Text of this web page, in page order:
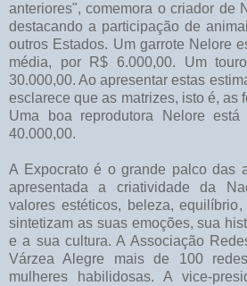
anteriores", comemora o criador de
destacando a participação de
outros Estados. Um garrote Nelore
média, por R$ 6.000,00. Um
30.000,00. Ao apresentar estas
esclarece que as matrizes, isto é, as
Uma boa reprodutora Nelore
40.000,00.
A Expocrato é o grande palco das
apresentada a criatividade da
valores estéticos, beleza,
sintetizam as suas emoções, sua
e a sua cultura. A Associação
Várzea Alegre mais de 100
mulheres habilidosas. A vice-